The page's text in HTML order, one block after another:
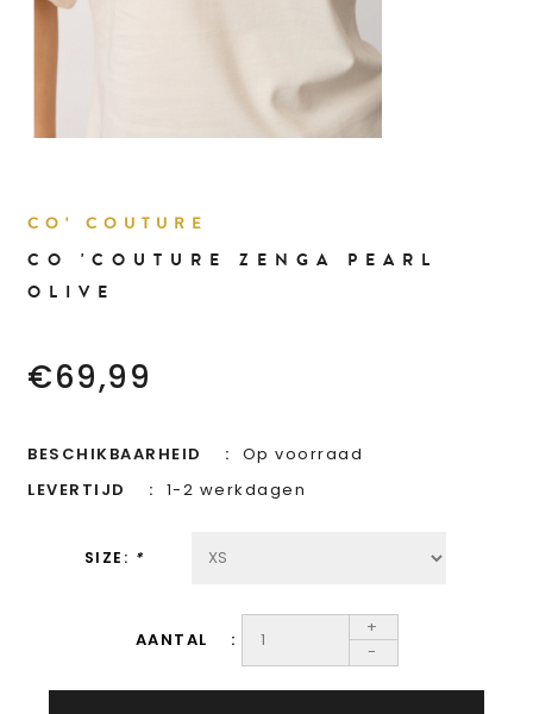
CO' COUTURE
CO 'COUTURE ZENGA PEARL
OLIVE
€69,99
BESCHIKBAARHEID
Op voorraad
LEVERTIJD
1-2 werkdagen
SIZE: *
AANTAL
+
-